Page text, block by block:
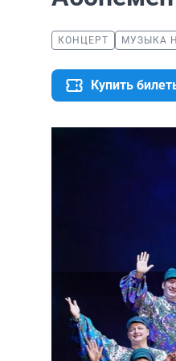
КОНЦЕРТ МУЗЫКА
Купить